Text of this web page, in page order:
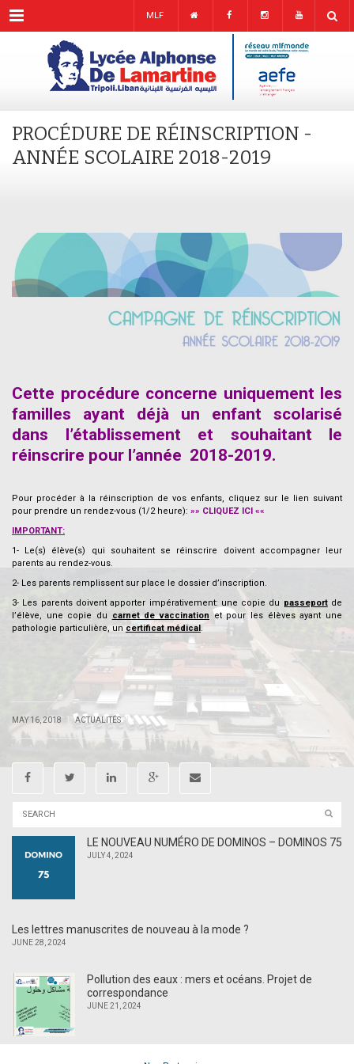
Menu MLF
PROCÉDURE DE RÉINSCRIPTION -
ANNÉE SCOLAIRE 2018-2019
Cette procédure concerne uniquement les
familles ayant déjà un enfant scolarisé
dans l’établissement et souhaitant le
réinscrire pour l’année 2018-2019.
Pour procéder à la réinscription de vos enfants, cliquez sur le lien suivant
pour prendre un rendez-vous (1/2 heure): »» CLIQUEZ ICI ««
IMPORTANT:
1- Le(s) élève(s) qui souhaitent se réinscrire doivent accompagner leur
parents au rendez-vous.
2- Les parents remplissent sur place le dossier d’inscription.
3- Les parents doivent apporter impérativement: une copie du passeportde
l’élève, une copie du
carnet de vaccination et pour les élèves ayant une
pathologie particulière, uncertificat médical.
MAY 16, 2018 ACTUALITÉS |
LE NOUVEAU NUMÉRO DE DOMINOS – DOMINOS 75
JULY 4, 2024
Les lettres manuscrites de nouveau à la mode ?
JUNE 28, 2024
Pollution des eaux : mers et océans. Projet de
correspondance
JUNE 21, 2024